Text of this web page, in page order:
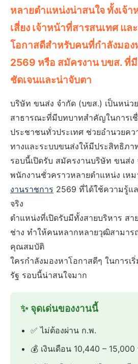
หลายตำแหน่งน่าสนใจ ทั้งเจ้
เสี่ยง เจ้าหน้าที่สารสนเทศ แล
โอกาสดีสำหรับคนที่กำลังมอง
2569 หรือ สมัครงาน บขส. ที่
ชัดเจนและน่าจับตา
บริษัท ขนส่ง จำกัด (บขส.) เป็นหน่ว
สาธารณะที่มีบทบาทสำคัญในการเ
ประชาชนทั่วประเทศ ช่วยอำนวยค
ทางและระบบขนส่งให้มีประสิทธิภ
รอบนี้เปิดรับ สมัครงานบริษัท ขนส่ง
พนักงานชั่วคราวหลายตำแหน่ง เห
งานราชการ 2569 ที่ได้ใช้ความรู้แ
จริง
ตำแหน่งที่เปิดรับมีทั้งสายบริหาร สา
ช่าง ทำให้คนหลากหลายวุฒิสามาร
คุณสมบัติ
ใครกำลังมองหาโอกาสดีๆ ในการเ
รัฐ รอบนี้น่าสนใจมาก
✨ จุดเด่นของงานนี้
✅ ไม่ต้องผ่าน ก.พ.
💰 เงินเดือน 10,440 –